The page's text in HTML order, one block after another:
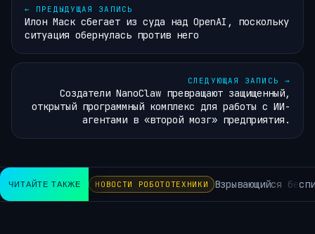
← ПРЕДЫДУЩАЯ ЗАПИСЬ
Илон Маск сбегает из суда над OpenAI, поскольку
ситуация обернулась против него
СЛЕДУЮЩАЯ ЗАПИСЬ →
Создатели NanoClaw превращают защищенный,
открытый программный комплекс для работы с ИИ-
агентами в «второй мозг» предприятия.
ЧИТАЙТЕ ТАКЖЕ НОВОСТИ РОБОТОТЕХНИКИ Взрывающийся